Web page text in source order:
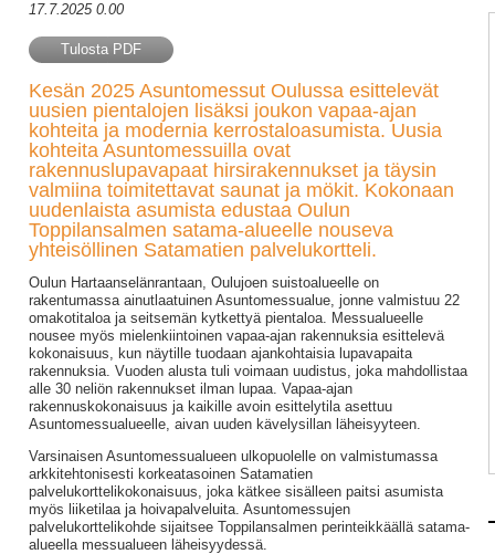
17.7.2025 0.00
Tulosta PDF
Kesän 2025 Asuntomessut Oulussa esittelevät
uusien pientalojen lisäksi joukon vapaa-ajan
kohteita ja modernia kerrostaloasumista. Uusia
kohteita Asuntomessuilla ovat
rakennuslupavapaat hirsirakennukset ja täysin
valmiina toimitettavat saunat ja mökit. Kokonaan
uudenlaista asumista edustaa Oulun
Toppilansalmen satama-alueelle nouseva
yhteisöllinen Satamatien palvelukortteli.
Oulun Hartaanselänrantaan, Oulujoen suistoalueelle on
rakentumassa ainutlaatuinen Asuntomessualue, jonne valmistuu 22
omakotitaloa ja seitsemän kytkettyä pientaloa. Messualueelle
nousee myös mielenkiintoinen vapaa-ajan rakennuksia esittelevä
kokonaisuus, kun näytille tuodaan ajankohtaisia lupavapaita
rakennuksia. Vuoden alusta tuli voimaan uudistus, joka mahdollistaa
alle 30 neliön rakennukset ilman lupaa. Vapaa-ajan
rakennuskokonaisuus ja kaikille avoin esittelytila asettuu
Asuntomessualueelle, aivan uuden kävelysillan läheisyyteen.
Varsinaisen Asuntomessualueen ulkopuolelle on valmistumassa
arkkitehtonisesti korkeatasoinen Satamatien
palvelukorttelikokonaisuus, joka kätkee sisälleen paitsi asumista
myös liiketilaa ja hoivapalveluita. Asuntomessujen
palvelukorttelikohde sijaitsee Toppilansalmen perinteikkäällä satama-
alueella messualueen läheisyydessä.